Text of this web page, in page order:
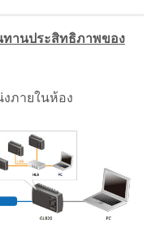
ทานประสิทธิภาพของ
ภายในห้อง